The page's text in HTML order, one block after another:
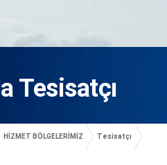
Tesisatçı
HİZMET BÖLGELERİMİZ Tesisatçı